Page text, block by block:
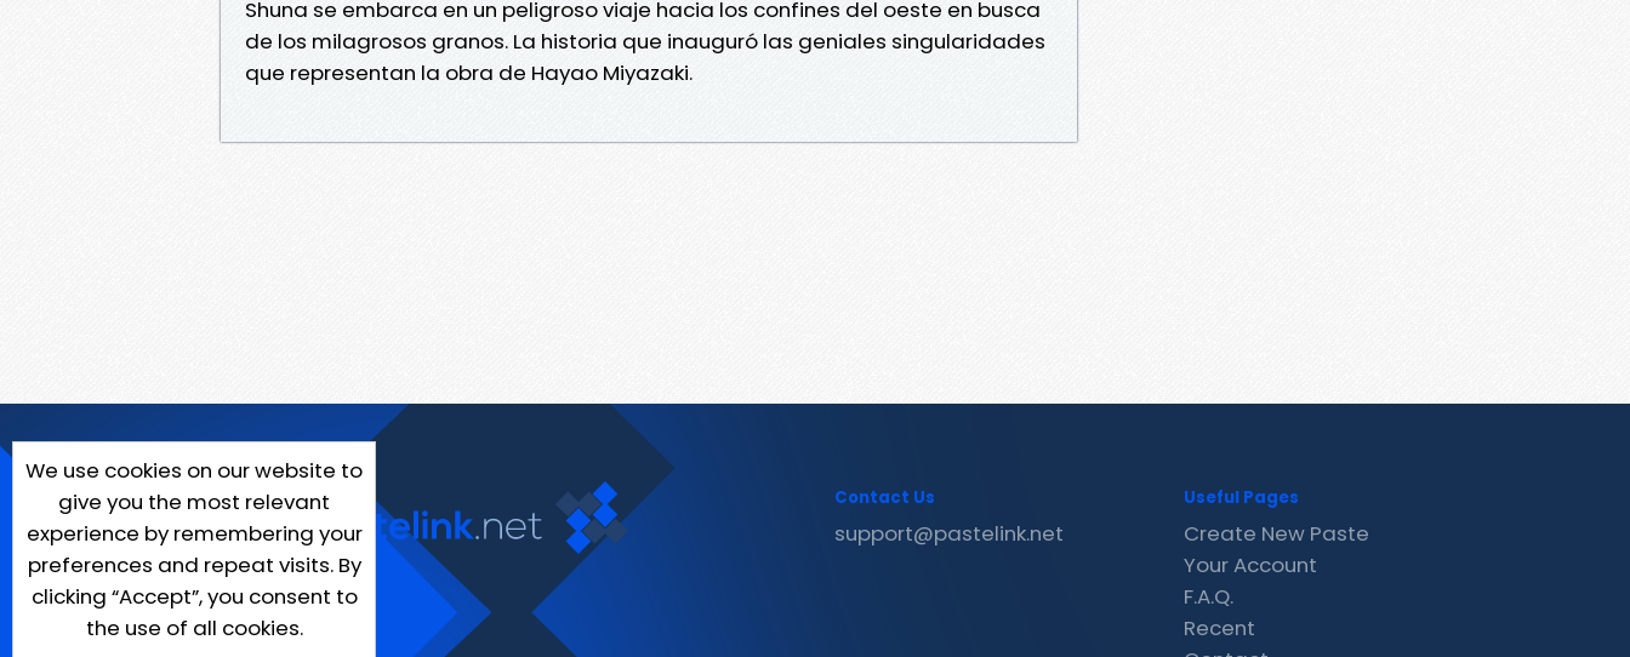
Shuna se embarca en un peligroso viaje hacia los confines del oeste en busca
de los milagrosos granos. La historia que inauguró las geniales singularidades
que representan la obra de Hayao Miyazaki.
We use cookies on our website to
give you the most relevant
experience by remembering your
preferences and repeat visits. By
clicking “Accept”, you consent to
the use of all cookies.
Contact Us
support@pastelink.net
Useful Pages
Create New Paste
Your Account
F.A.Q.
Recent